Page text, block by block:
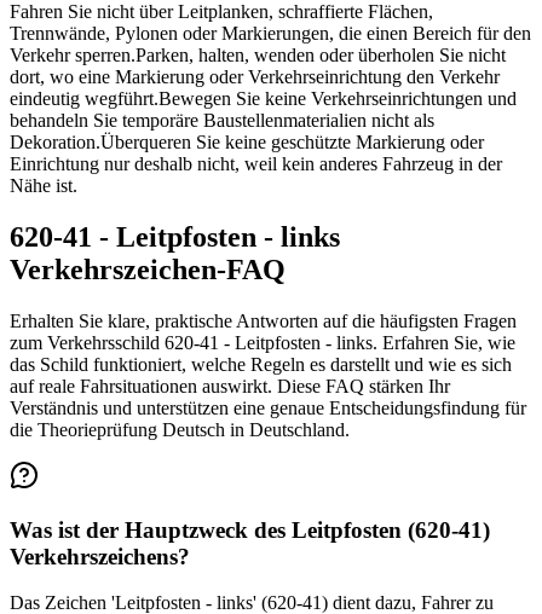
Fahren Sie nicht über Leitplanken, schraffierte Flächen,
Trennwände, Pylonen oder Markierungen, die einen Bereich für den
Verkehr sperren.Parken, halten, wenden oder überholen Sie nicht
dort, wo eine Markierung oder Verkehrseinrichtung den Verkehr
eindeutig wegführt.Bewegen Sie keine Verkehrseinrichtungen und
behandeln Sie temporäre Baustellenmaterialien nicht als
Dekoration.Überqueren Sie keine geschützte Markierung oder
Einrichtung nur deshalb nicht, weil kein anderes Fahrzeug in der
Nähe ist.
620-41 - Leitpfosten - links
Verkehrszeichen-FAQ
Erhalten Sie klare, praktische Antworten auf die häufigsten Fragen
zum Verkehrsschild 620-41 - Leitpfosten - links. Erfahren Sie, wie
das Schild funktioniert, welche Regeln es darstellt und wie es sich
auf reale Fahrsituationen auswirkt. Diese FAQ stärken Ihr
Verständnis und unterstützen eine genaue Entscheidungsfindung für
die Theorieprüfung Deutsch in Deutschland.
Was ist der Hauptzweck des Leitpfosten (620-41)
Verkehrszeichens?
Das Zeichen 'Leitpfosten - links' (620-41) dient dazu, Fahrer zu